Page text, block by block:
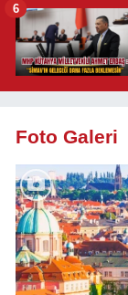
6
Foto Galeri